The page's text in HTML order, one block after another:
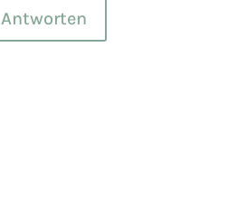
Antworten